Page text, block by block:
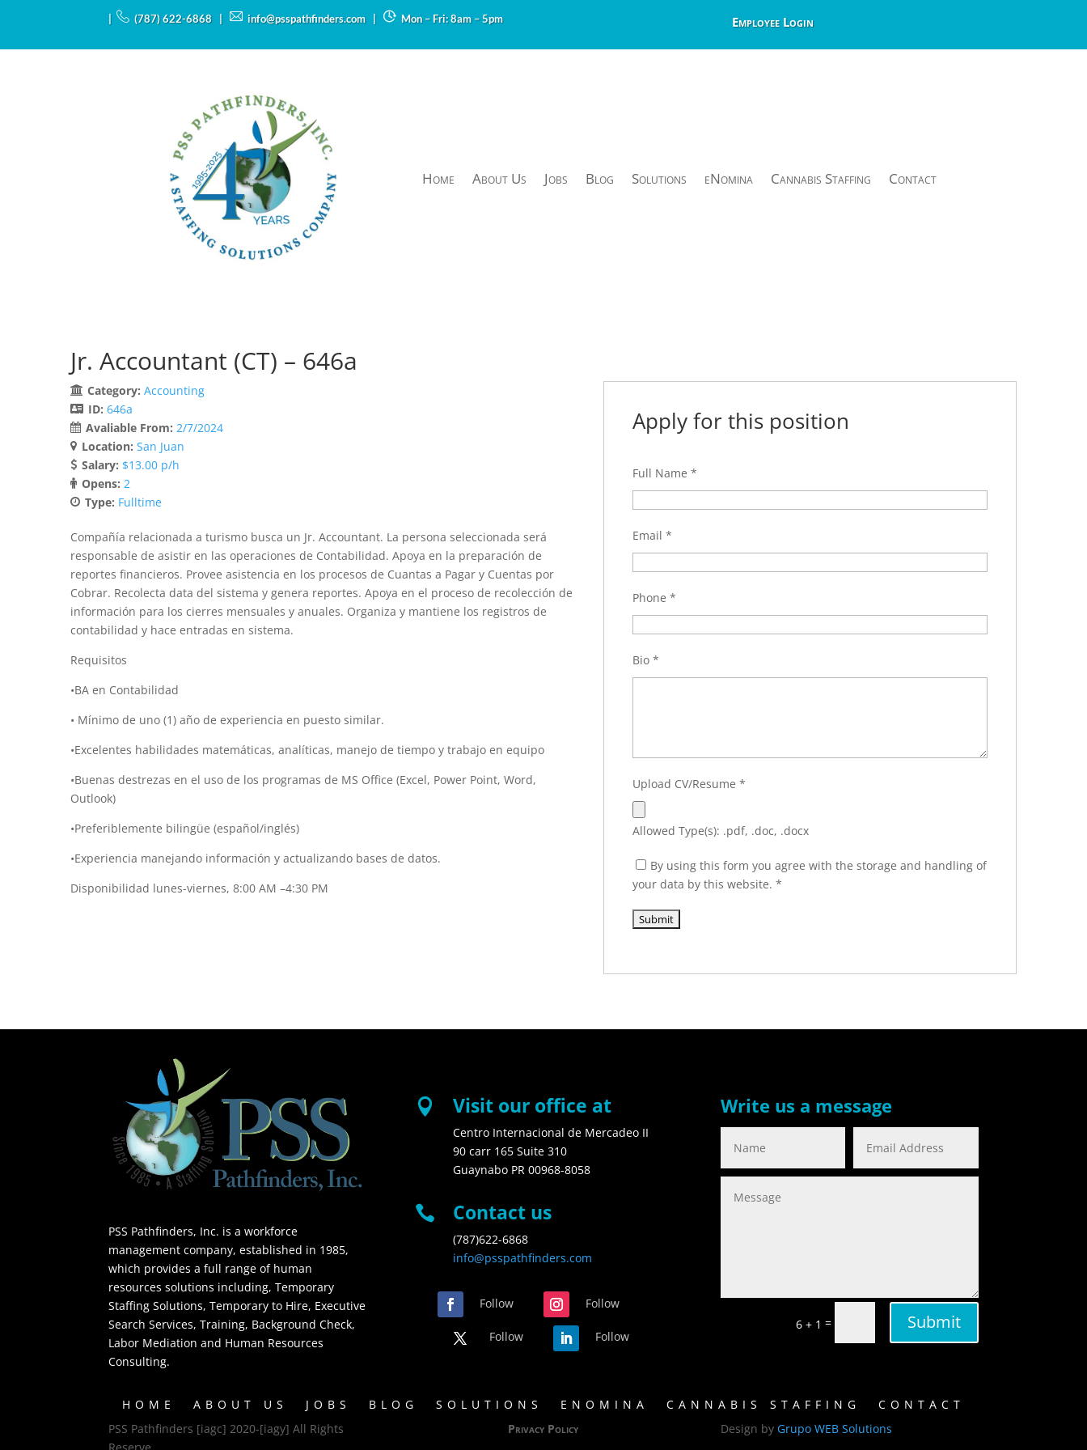
| (787) 622-6868 | info@psspathfinders.com | Mon – Fri: 8am – 5pm Employee Login
Home About Us Jobs Blog Solutions eNomina Cannabis Staffing Contact
Jr. Accountant (CT) – 646a
Category: Accounting
ID: 646a
Avaliable From: 2/7/2024
Location: San Juan
Salary: $13.00 p/h
Opens: 2
Type: Fulltime
Compañía relacionada a turismo busca un Jr. Accountant. La persona seleccionada será
responsable de asistir en las operaciones de Contabilidad. Apoya en la preparación de
reportes financieros. Provee asistencia en los procesos de Cuantas a Pagar y Cuentas por
Cobrar. Recolecta data del sistema y genera reportes. Apoya en el proceso de recolección de
información para los cierres mensuales y anuales. Organiza y mantiene los registros de
contabilidad y hace entradas en sistema.
Requisitos
•BA en Contabilidad
• Mínimo de uno (1) año de experiencia en puesto similar.
•Excelentes habilidades matemáticas, analíticas, manejo de tiempo y trabajo en equipo
•Buenas destrezas en el uso de los programas de MS Office (Excel, Power Point, Word,
Outlook)
•Preferiblemente bilingüe (español/inglés)
•Experiencia manejando información y actualizando bases de datos.
Disponibilidad lunes-viernes, 8:00 AM –4:30 PM
Apply for this position
Full Name *
Email *
Phone *
Bio *
Upload CV/Resume *
Allowed Type(s): .pdf, .doc, .docx
By using this form you agree with the storage and handling of
your data by this website. *
PSS Pathfinders, Inc. is a workforce
management company, established in 1985,
which provides a full range of human
resources solutions including, Temporary
Staffing Solutions, Temporary to Hire, Executive
Search Services, Training, Background Check,
Labor Mediation and Human Resources
Consulting.
 Visit our office at
Centro Internacional de Mercadeo II
90 carr 165 Suite 310
Guaynabo PR 00968-8058
 Contact us
(787)622-6868
info@psspathfinders.com
Follow Follow
Follow Follow
Write us a message
6 + 1 = Submit
HOME ABOUT US JOBS BLOG SOLUTIONS ENOMINA CANNABIS STAFFING
CONTACT
PSS Pathfinders [iagc] 2020-[iagy] All Rights
Reserve
Privacy Policy Design by Grupo WEB Solutions